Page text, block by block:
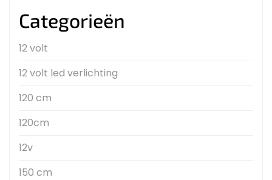
Categorieën
12 volt
12 volt led verlichting
120 cm
120cm
12v
150 cm